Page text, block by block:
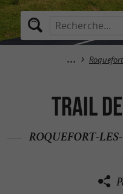
TRAIL
ROQUEFORT-